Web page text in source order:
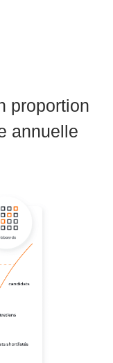
proportion
annuelle